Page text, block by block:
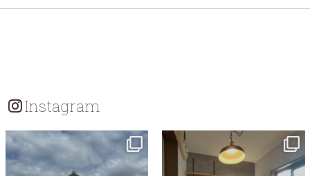
ョ
ン
Instagram
tomohouseinc
tomohouseinc
7月 13